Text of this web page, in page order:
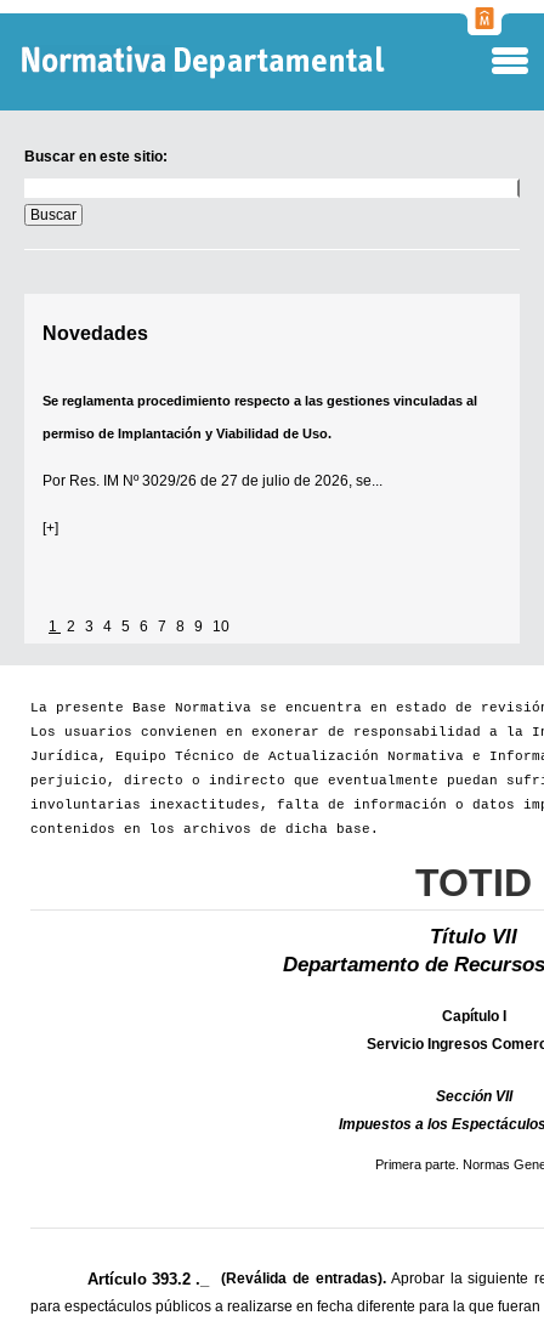
Buscar en este sitio:
en
este
sitio:
Novedades
Se reglamenta procedimiento respecto a las gestiones vinculadas al
permiso de Implantación y Viabilidad de Uso.
Por Res. IM Nº 3029/26 de 27 de julio de 2026, se...
[+]
1 2 3 4 5 6 7 8 9 10
La presente Base Normativa se encuentra en estado de
Los usuarios convienen en exonerar de responsabilidad a la
Jurídica, Equipo Técnico de Actualización Normativa e
perjuicio, directo o indirecto que eventualmente puedan
involuntarias inexactitudes, falta de información o datos
contenidos en los archivos de dicha base.
TOTID
Título VII
Departamento de
Capítulo I
Servicio Ingresos
Sección VII
Impuestos a los
Primera parte. Normas
Artículo 393.2 ._ (Reválida de entradas).Aprobar la siguiente
para espectáculos públicos a realizarse en fecha diferente para la que